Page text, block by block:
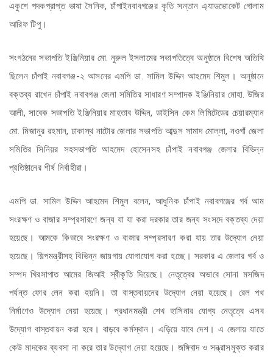
একুশে পদকপ্রাপ্ত ভাষা সৈনিক, চাঁপাইনবাবগঞ্জের কৃতি সন্তান এ্যাডভোকেট গোলাম
আরিফ টিপু।
সংগঠনের সভাপতি ইঞ্জিনিয়ার মো. নুরুল ইসলামের সভাপতিত্বে অনুষ্ঠানে বিশেষ অতিথি
ছিলেন চাঁপাই নবাবগঞ্জ-২ আসনের এমপি ডা. সামিল উদ্দিন আহমেদ শিমুল। অনুষ্ঠানে
বক্তব্য রাখেন চাঁপাই নবাবগঞ্জ জেলা সমিতির সাধারণ সম্পাদক ইঞ্জিনিয়ার মোহা. উজির
আলী, সাবেক সভাপতি ইঞ্জিনিয়ার মাহতাব উদ্দিন, ডাইসিন কেম লিমিটেডের চেয়ারম্যান
মো. মিজানুর রহমান, ঢাকাস্থ নাটোর জেলার সভাপতি আব্দুস সামাদ মোল্লা, নওগাঁ জেলা
সমিতির সিনিয়র সহসভাপতি আহমেদ হোসেনসহ চাঁপাই নবাবগঞ্জ জেলার বিভিন্ন
প্রতিষ্ঠানের শীর্ষ নির্বাহীরা।
এমপি ডা. সামিল উদ্দিন আহমেদ শিমুল বলেন, আধুনিক চাঁপাই নবাবগঞ্জের গর্ব আম
সংরক্ষণ ও বাজার সম্প্রসারণে জন্য যা যা করা দরকার তার জন্য সংসদে বক্তব্য দেয়া
হয়েছে। আমকে কিভাবে সংরক্ষণ ও বাজার সম্প্রসারণ করা যায় তার উদ্যোগ নেয়া
হয়েছে। শিল্পমন্ত্রীসহ বিভিন্ন জায়গায় যোগাযোগ করা হচ্ছে। সরকার এ জেলার গর্ব ও
সম্পদ খিরসাপাত আমের জিআই স্বীকৃতি দিয়েছে। নেতৃত্বের অভাবে সোনা মসজিদ
পর্যন্ত ফোর লেন করা হয়নি। তা বাস্তবায়নের উদ্যোগ নেয়া হয়েছে। রেল পথ
নির্মাণেও উদ্যোগ নেয়া হয়েছে। প্রধানমন্ত্রী শেখ হাসিনার যোগ্য নেতৃত্বে এসব
উদ্যোগ বাস্তবায়ন করা হবে। বাড়বে কর্মস্থান। এড়িয়ে যাবে দেশ। এ জেলায় যাতে
কেউ মাদকের ব্যবসা না করে তার উদ্যোগ নেয়া হয়েছে। জঙ্গিবাদ ও সন্ত্রাসমুক্ত করার